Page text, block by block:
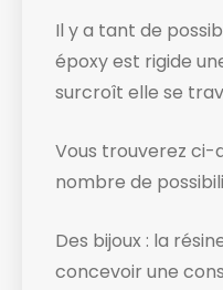
Il y a tant de
époxy est rigide
surcroît elle se
Vous trouverez ci-
nombre de
Des bijoux : la
concevoir une